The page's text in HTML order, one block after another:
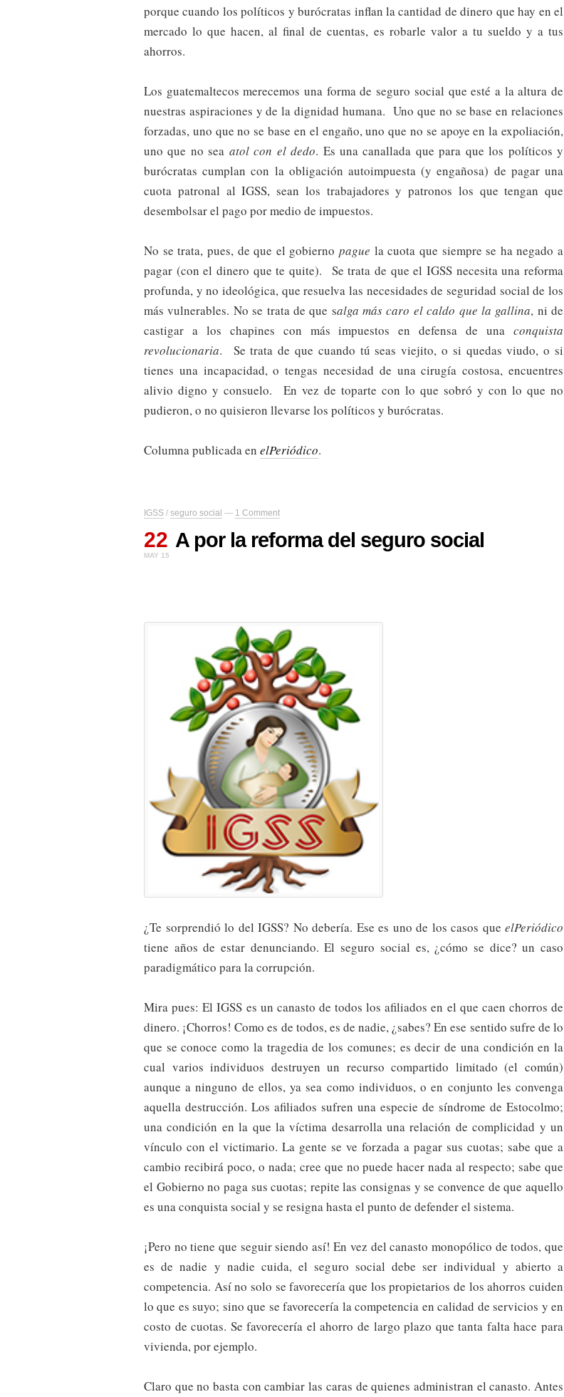
porque cuando los políticos y burócratas inflan la cantidad de dinero que hay en el
mercado lo que hacen, al final de cuentas, es robarle valor a tu sueldo y a tus
ahorros.
Los guatemaltecos merecemos una forma de seguro social que esté a la altura de
nuestras aspiraciones y de la dignidad humana. Uno que no se base en relaciones
forzadas, uno que no se base en el engaño, uno que no se apoye en la expoliación,
uno que no sea atol con el dedo. Es una canallada que para que los políticos y
burócratas cumplan con la obligación autoimpuesta (y engañosa) de pagar una
cuota patronal al IGSS, sean los trabajadores y patronos los que tengan que
desembolsar el pago por medio de impuestos.
No se trata, pues, de que el gobierno pague la cuota que siempre se ha negado a
pagar (con el dinero que te quite). Se trata de que el IGSS necesita una reforma
profunda, y no ideológica, que resuelva las necesidades de seguridad social de los
más vulnerables. No se trata de que salga más caro el caldo que la gallina, ni de
castigar a los chapines con más impuestos en defensa de una conquista
revolucionaria. Se trata de que cuando tú seas viejito, o si quedas viudo, o si
tienes una incapacidad, o tengas necesidad de una cirugía costosa, encuentres
alivio digno y consuelo. En vez de toparte con lo que sobró y con lo que no
pudieron, o no quisieron llevarse los políticos y burócratas.
Columna publicada en elPeriódico.
IGSS / seguro social — 1 Comment
22
MAY 15
A por la reforma del seguro social
¿Te sorprendió lo del IGSS? No debería. Ese es uno de los casos que elPeriódico
tiene años de estar denunciando. El seguro social es, ¿cómo se dice? un caso
paradigmático para la corrupción.
Mira pues: El IGSS es un canasto de todos los afiliados en el que caen chorros de
dinero. ¡Chorros! Como es de todos, es de nadie, ¿sabes? En ese sentido sufre de lo
que se conoce como la tragedia de los comunes; es decir de una condición en la
cual varios individuos destruyen un recurso compartido limitado (el común)
aunque a ninguno de ellos, ya sea como individuos, o en conjunto les convenga
aquella destrucción. Los afiliados sufren una especie de síndrome de Estocolmo;
una condición en la que la víctima desarrolla una relación de complicidad y un
vínculo con el victimario. La gente se ve forzada a pagar sus cuotas; sabe que a
cambio recibirá poco, o nada; cree que no puede hacer nada al respecto; sabe que
el Gobierno no paga sus cuotas; repite las consignas y se convence de que aquello
es una conquista social y se resigna hasta el punto de defender el sistema.
¡Pero no tiene que seguir siendo así! En vez del canasto monopólico de todos, que
es de nadie y nadie cuida, el seguro social debe ser individual y abierto a
competencia. Así no solo se favorecería que los propietarios de los ahorros cuiden
lo que es suyo; sino que se favorecería la competencia en calidad de servicios y en
costo de cuotas. Se favorecería el ahorro de largo plazo que tanta falta hace para
vivienda, por ejemplo.
Claro que no basta con cambiar las caras de quienes administran el canasto. Antes